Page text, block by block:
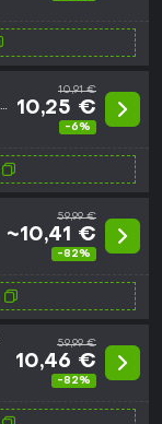
10,91 €
10,25 €
-6%
59,99 €
~10,41 €
-82%
59,99 €
10,46 €
-82%